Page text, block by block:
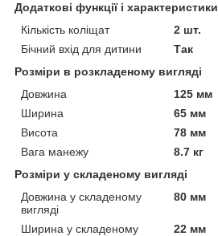
Додаткові функції і характеристики
Кількість коліщат
2 шт.
Бічний вхід для дитини
Так
Розміри в розкладеному вигляді
Довжина
125 мм
Ширина
65 мм
Висота
78 мм
Вага манежу
8.7 кг
Розміри у складеному вигляді
Довжина у складеному
вигляді
80 мм
Ширина у складеному
22 мм